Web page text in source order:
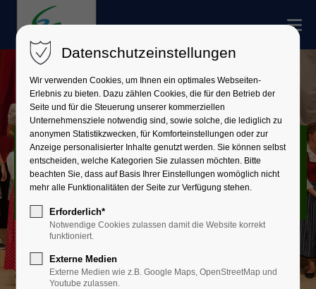
Kultur und
Veranstaltungen
Datenschutzeinstellungen
Wir verwenden Cookies, um Ihnen ein optimales Webseiten-
Erlebnis zu bieten. Dazu zählen Cookies, die für den Betrieb der
Seite und für die Steuerung unserer kommerziellen
Unternehmensziele notwendig sind, sowie solche, die lediglich zu
anonymen Statistikzwecken, für Komforteinstellungen oder zur
Anzeige personalisierter Inhalte genutzt werden. Sie können selbst
entscheiden, welche Kategorien Sie zulassen möchten. Bitte
beachten Sie, dass auf Basis Ihrer Einstellungen womöglich nicht
mehr alle Funktionalitäten der Seite zur Verfügung stehen.
Erforderlich*
Notwendige Cookies zulassen damit die Website korrekt
funktioniert.
Externe Medien
Externe Medien wie z.B. Google Maps, OpenStreetMap und
Youtube zulassen.